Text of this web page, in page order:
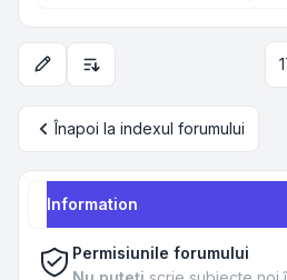
Opțiuni de sortare și afișare
Înapoi la indexul forumului
Information
Permisiunile forumului